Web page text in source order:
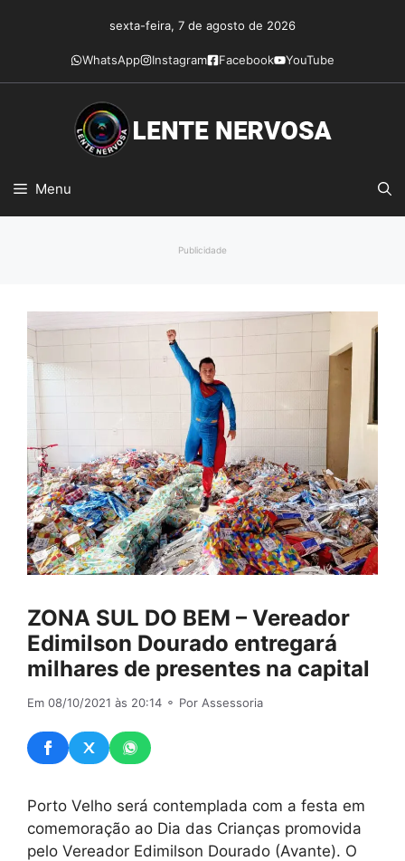
conteúdo
sexta-feira, 7 de agosto de 2026
WhatsApp Instagram Facebook YouTube
Menu
Publicidade
ZONA SUL DO BEM – Vereador
Edimilson Dourado entregará
milhares de presentes na capital
Em 08/10/2021 às 20:14 ⚬ Por Assessoria
Porto Velho será contemplada com a festa em
comemoração ao Dia das Crianças promovida
pelo Vereador Edimilson Dourado (Avante). O